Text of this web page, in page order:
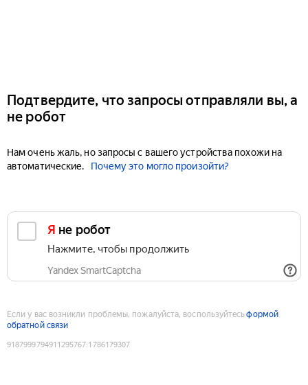
Подтвердите, что запросы отправляли вы, а
не робот
Нам очень жаль, но запросы с вашего устройства похожи на
автоматические.
Почему это могло произойти?
Я не робот
Нажмите, чтобы продолжить
Yandex SmartCaptcha
Если у вас возникли проблемы, пожалуйста, воспользуйтесьформой
обратной связи
9187999794911295767:1786179307